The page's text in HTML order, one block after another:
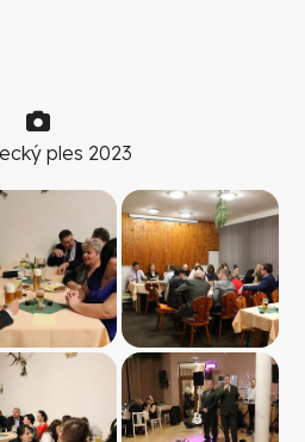
ples 2023